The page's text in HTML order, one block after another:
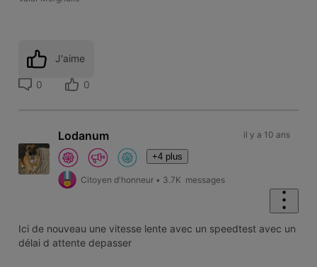
J'aime
0 0
Lodanum
+4 plus
Citoyen d'honneur • 3.7K messages
il y a 10 ans
Ici de nouveau une vitesse lente avec un speedtest avec un
délai d attente depasser